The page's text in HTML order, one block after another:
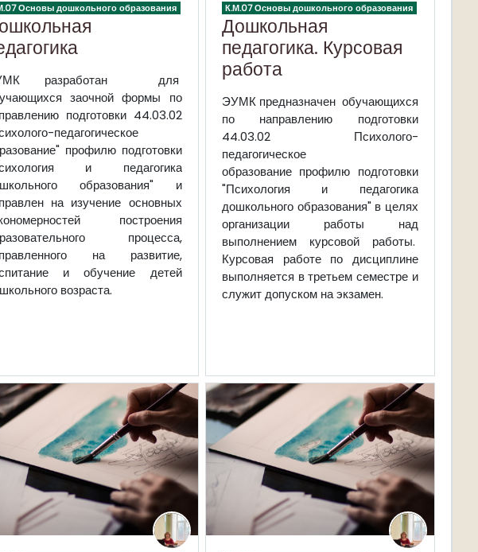
Основы дошкольного образования
разработан для
заочной формы по
подготовки 44.03.02
педагогическое
профилю подготовки
и педагогика
образования" и
на изучение основных
построения
процесса,
на развитие,
и обучение детей
возраста.
К.М.07 Основы дошкольного образования
Дошкольная
педагогика. Курсовая
работа
ЭУМК предназначен обучающихся
по направлению подготовки
44.03.02
Психолого-
педагогическое
образованиепрофилю подготовки
"Психология и педагогика
дошкольного образования" в целях
организации работы над
выполнением курсовой работы.
Курсовая работе по дисциплине
выполняется в третьем семестре и
служит допуском на экзамен.